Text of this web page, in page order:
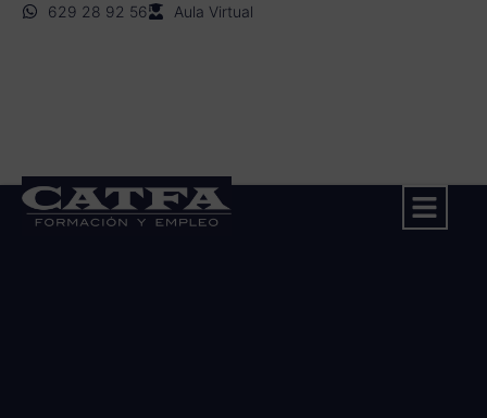
629 28 92 56 Aula Virtual